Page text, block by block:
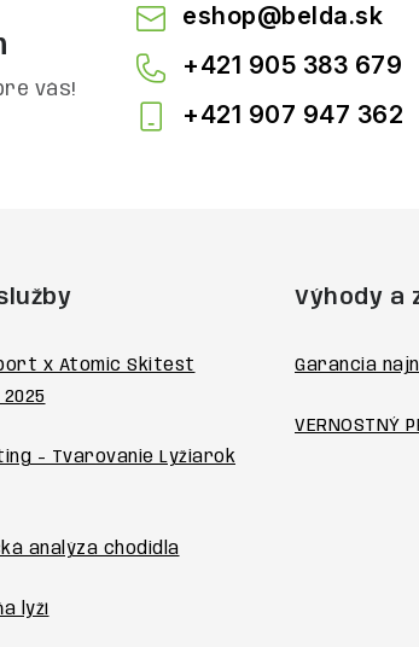
vás!
eshop@belda.sk
+421 905 383 679
+421 907 947 362
x Atomic Skitest
- Tvarovanie Lyžiarok
analýza chodidla
lyží
Výhody a
Garancia
VERNOSTNÝ